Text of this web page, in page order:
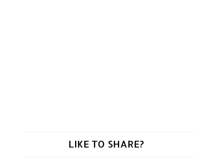
LIKE TO SHARE?